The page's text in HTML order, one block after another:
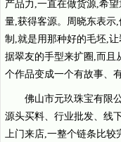
产品力,一直在做货源,希
量,获得客源。周晓东表示
制,就是用那种好的毛坯,
据翠友的手型来扩圈,而且
个作品变成一个有故事、
佛山市元玖珠宝有限
源头买料、行业批发、线
上门来店,一整个链条比较